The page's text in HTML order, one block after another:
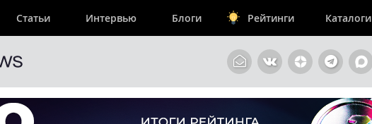
Статьи Интервью Блоги Рейтинги Каталоги